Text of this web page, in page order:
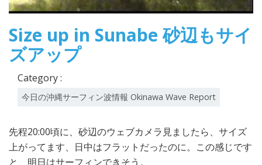
Size up in Sunabe 砂辺もサイ
ズアップ
Category :
今日の沖縄サーフィン波情報 Okinawa Wave Report
先程20:00頃に、砂辺のウェブカメラ見ましたら、サイズ
上がってます、日中はフラットだったのに。この感じです
と、明日はサーフィンできそう。